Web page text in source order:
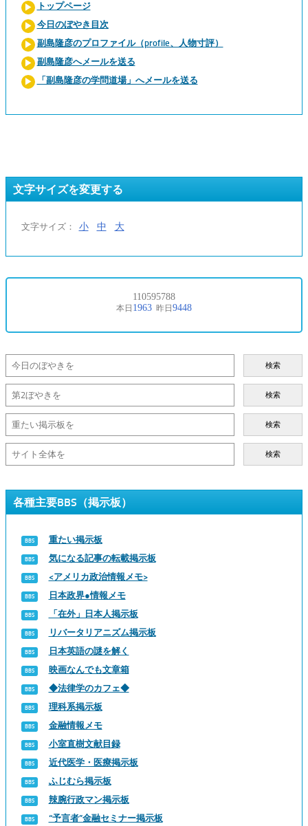
トップページ
今日のぼやき目次
副島隆彦のプロファイル（profile、人物寸評）
副島隆彦へメールを送る
「副島隆彦の学問道場」へメールを送る
文字サイズを変更する
文字サイズ： 小 中 大
検索
検索
検索
検索
各種主要BBS（掲示板）
重たい掲示板
気になる記事の転載掲示板
<アメリカ政治情報メモ>
日本政界●情報メモ
「在外」日本人掲示板
リバータリアニズム掲示板
日本英語の謎を解く
映画なんでも文章箱
◆法律学のカフェ◆
理科系掲示板
金融情報メモ
小室直樹文献目録
近代医学・医療掲示板
ふじむら掲示板
辣腕行政マン掲示板
“予言者”金融セミナー掲示板